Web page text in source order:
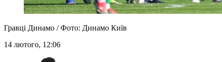
Гравці Динамо / Фото: Динамо Київ
14 лютого, 12:06